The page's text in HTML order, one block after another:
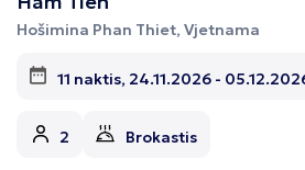
Hošimina Phan Thiet, Vjetnama
11 naktis, 24.11.2026 -
2 Brokastis